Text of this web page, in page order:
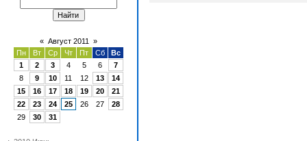
« Август 2011
»
Пн
Вт Ср Чт Пт Сб
Вс
1
2 3 4 5 6
7
8
9 10 11 12 13
14
15
16 17 18 19 20
21
22
23 24 25 26 27
28
29
30 31